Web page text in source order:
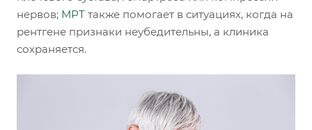
нервов; МРТ также помогает в ситуациях, когда на
рентгене признаки неубедительны, а клиника
сохраняется.